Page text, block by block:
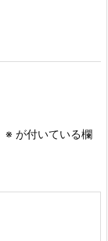
※ が付いている欄